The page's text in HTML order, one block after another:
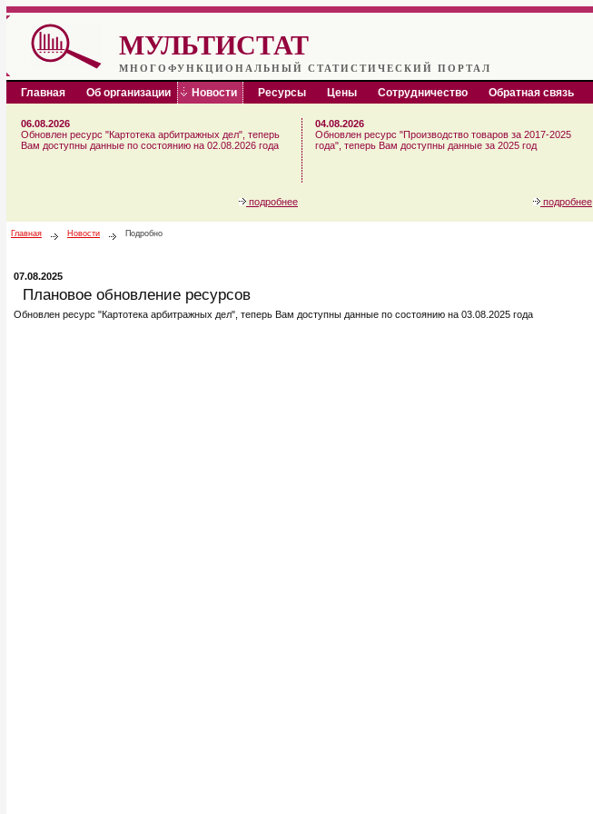
МУЛЬТИСТАТ
МНОГОФУНКЦИОНАЛЬНЫЙ СТАТИСТИЧЕСКИЙ ПОРТАЛ
Главная Об организации Новости Ресурсы Цены Сотрудничество Обратная связь
06.08.2026
Обновлен ресурс "Картотека арбитражных дел", теперь
Вам доступны данные по состоянию на 02.08.2026 года
04.08.2026
Обновлен ресурс "Производство товаров за 2017-2025
года", теперь Вам доступны данные за 2025 год
подробнее подробнее
Главная Новости Подробно
07.08.2025
Плановое обновление ресурсов
Обновлен ресурс "Картотека арбитражных дел", теперь Вам доступны данные по состоянию на 03.08.2025 года